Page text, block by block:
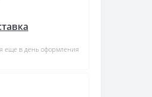
еще в день оформления